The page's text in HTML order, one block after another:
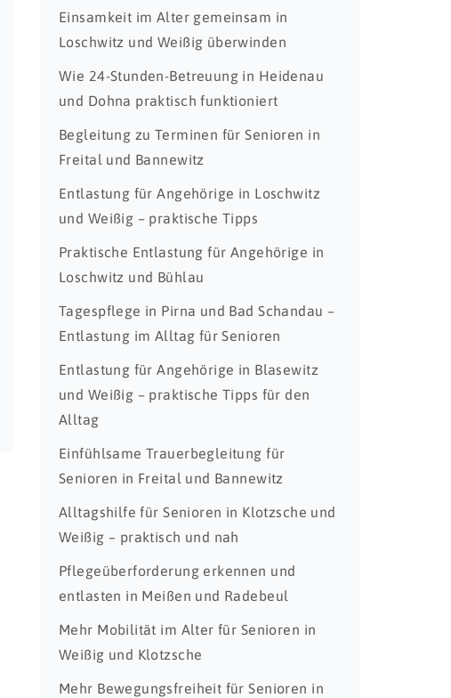
Einsamkeit im Alter gemeinsam in
Loschwitz und Weißig überwinden
Wie 24-Stunden-Betreuung in Heidenau
und Dohna praktisch funktioniert
Begleitung zu Terminen für Senioren in
Freital und Bannewitz
Entlastung für Angehörige in Loschwitz
und Weißig – praktische Tipps
Praktische Entlastung für Angehörige in
Loschwitz und Bühlau
Tagespflege in Pirna und Bad Schandau –
Entlastung im Alltag für Senioren
Entlastung für Angehörige in Blasewitz
und Weißig – praktische Tipps für den
Alltag
Einfühlsame Trauerbegleitung für
Senioren in Freital und Bannewitz
Alltagshilfe für Senioren in Klotzsche und
Weißig – praktisch und nah
Pflegeüberforderung erkennen und
entlasten in Meißen und Radebeul
Mehr Mobilität im Alter für Senioren in
Weißig und Klotzsche
Mehr Bewegungsfreiheit für Senioren in